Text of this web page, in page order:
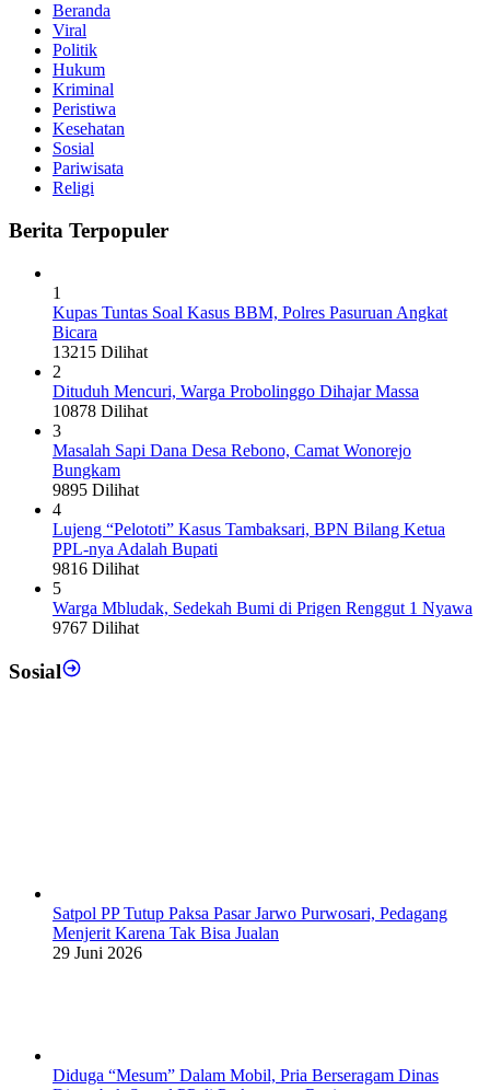
Beranda
Viral
Politik
Hukum
Kriminal
Peristiwa
Kesehatan
Sosial
Pariwisata
Religi
Berita Terpopuler
1
Kupas Tuntas Soal Kasus BBM, Polres Pasuruan Angkat
Bicara
13215 Dilihat
2
Dituduh Mencuri, Warga Probolinggo Dihajar Massa
10878 Dilihat
3
Masalah Sapi Dana Desa Rebono, Camat Wonorejo
Bungkam
9895 Dilihat
4
Lujeng “Pelototi” Kasus Tambaksari, BPN Bilang Ketua
PPL-nya Adalah Bupati
9816 Dilihat
5
Warga Mbludak, Sedekah Bumi di Prigen Renggut 1 Nyawa
9767 Dilihat
Sosial
Satpol PP Tutup Paksa Pasar Jarwo Purwosari, Pedagang
Menjerit Karena Tak Bisa Jualan
29 Juni 2026
Diduga “Mesum” Dalam Mobil, Pria Berseragam Dinas